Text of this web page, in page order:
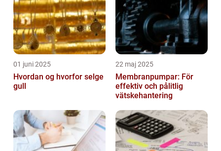
01 juni 2025
Hvordan og hvorfor selge
gull
22 maj 2025
Membranpumpar: För
effektiv och pålitlig
vätskehantering